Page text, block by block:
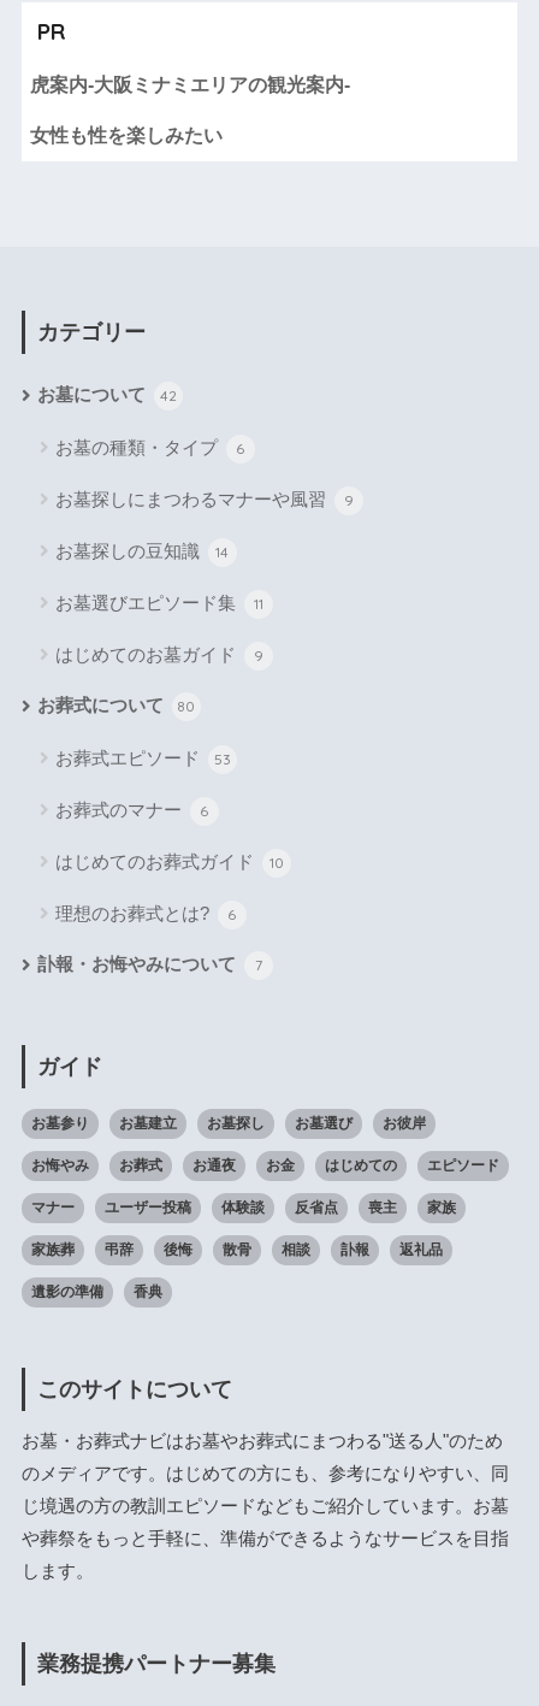
PR
虎案内-大阪ミナミエリアの観光案内-
女性も性を楽しみたい
カテゴリー
お墓について 42
お墓の種類・タイプ 6
お墓探しにまつわるマナーや風習 9
お墓探しの豆知識 14
お墓選びエピソード集 11
はじめてのお墓ガイド 9
お葬式について 80
お葬式エピソード 53
お葬式のマナー 6
はじめてのお葬式ガイド 10
理想のお葬式とは? 6
訃報・お悔やみについて 7
ガイド
お墓参り お墓建立 お墓探し お墓選び お彼岸
お悔やみ お葬式 お通夜 お金 はじめての エピソード
マナー ユーザー投稿 体験談 反省点 喪主 家族
家族葬 弔辞 後悔 散骨 相談 訃報 返礼品
遺影の準備 香典
このサイトについて
お墓・お葬式ナビはお墓やお葬式にまつわる"送る人"のため
のメディアです。はじめての方にも、参考になりやすい、同
じ境遇の方の教訓エピソードなどもご紹介しています。お墓
や葬祭をもっと手軽に、準備ができるようなサービスを目指
します。
業務提携パートナー募集